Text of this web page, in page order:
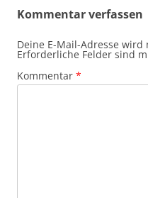
Kommentar verfassen
Deine E-Mail-Adresse
Erforderliche Felder sind
Kommentar *